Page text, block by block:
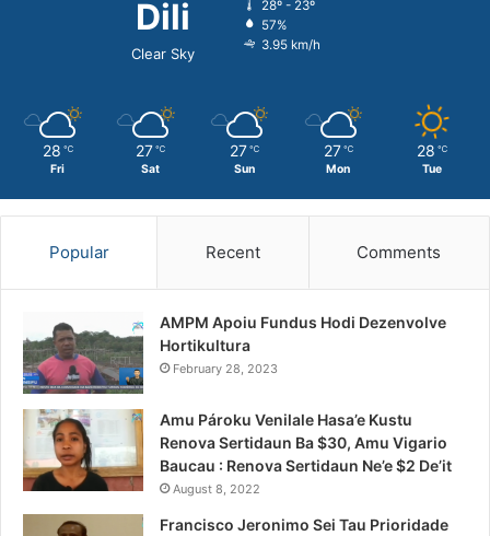
Dili
Clear Sky
28º - 23º
57%
3.95 km/h
28 ℃
Fri
27 ℃
Sat
27 ℃
Sun
27 ℃
Mon
28 ℃
Tue
Popular Recent Comments
AMPM Apoiu Fundus Hodi Dezenvolve
Hortikultura
February 28, 2023
Amu Pároku Venilale Hasa’e Kustu
Renova Sertidaun Ba $30, Amu Vigario
Baucau : Renova Sertidaun Ne’e $2 De’it
August 8, 2022
Francisco Jeronimo Sei Tau Prioridade